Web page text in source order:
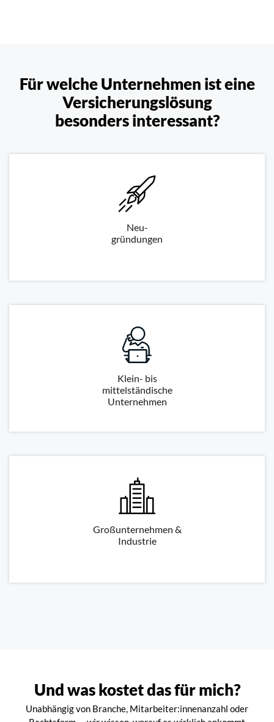
Für welche Unternehmen ist eine
Versicherungslösung
besonders interessant?
Neu-
gründungen
Klein- bis
mittelständische
Unternehmen
Großunternehmen &
Industrie
Und was kostet das für mich?
Unabhängig von Branche, Mitarbeiter:innenanzahl oder